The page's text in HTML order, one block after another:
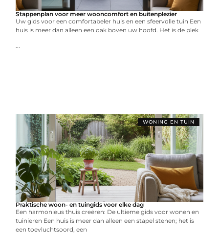
Stappenplan voor meer wooncomfort en buitenplezier
Uw gids voor een comfortabeler huis en een sfeervolle tuin Een
huis is meer dan alleen een dak boven uw hoofd. Het is de plek
...
WONING EN TUIN
Praktische woon- en tuingids voor elke dag
Een harmonieus thuis creëren: De ultieme gids voor wonen en
tuinieren Een huis is meer dan alleen een stapel stenen; het is
een toevluchtsoord, een